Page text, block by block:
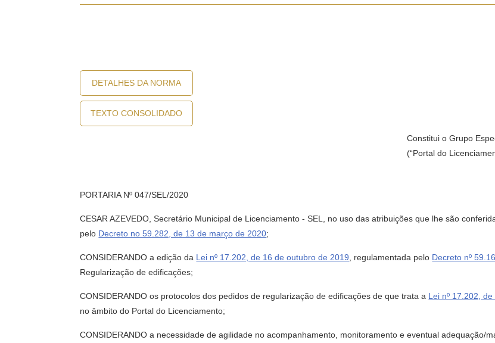
DETALHES DA NORMA
TEXTO CONSOLIDADO
Constitui o Grupo
(“Portal do
PORTARIA Nº 047/SEL/2020
CESAR AZEVEDO, Secretário Municipal de Licenciamento - SEL, no uso das atribuições que lhe são
pelo Decreto no 59.282, de 13 de março de 2020;
CONSIDERANDO a edição da Lei nº 17.202, de 16 de outubro de 2019 , regulamentada pelo Decreto nº
Regularização de edificações;
CONSIDERANDO os protocolos dos pedidos de regularização de edificações de que trata a Lei nº 17.202,
no âmbito do Portal do Licenciamento;
CONSIDERANDO a necessidade de agilidade no acompanhamento, monitoramento e eventual adequação/